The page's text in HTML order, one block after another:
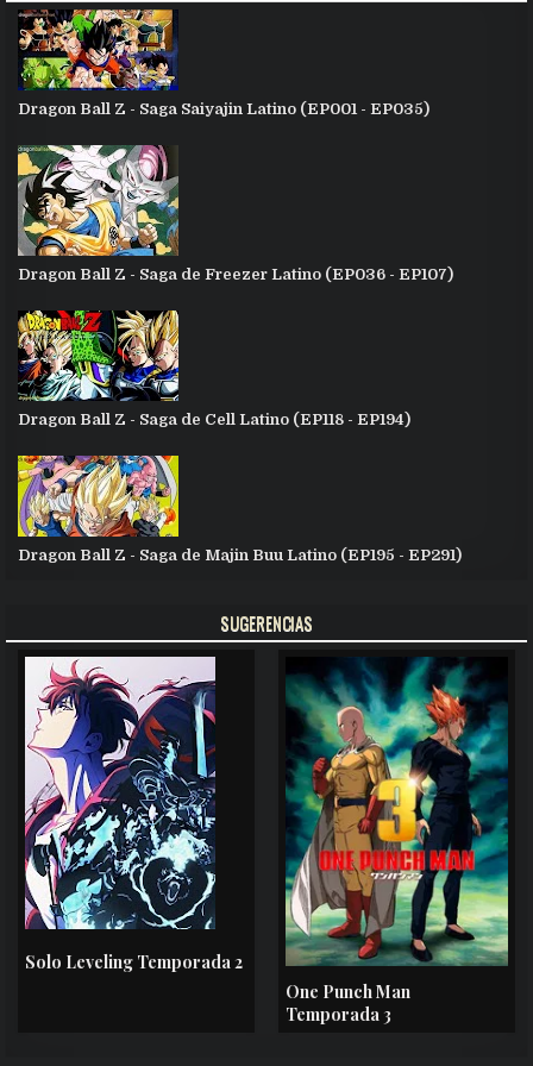
Dragon Ball Z - Saga Saiyajin Latino (EP001 - EP035)
Dragon Ball Z - Saga de Freezer Latino (EP036 - EP107)
Dragon Ball Z - Saga de Cell Latino (EP118 - EP194)
Dragon Ball Z - Saga de Majin Buu Latino (EP195 - EP291)
SUGERENCIAS
Solo Leveling Temporada 2
One Punch Man
Temporada 3